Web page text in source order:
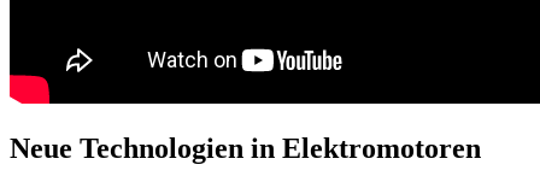
Neue Technologien in Elektromotoren